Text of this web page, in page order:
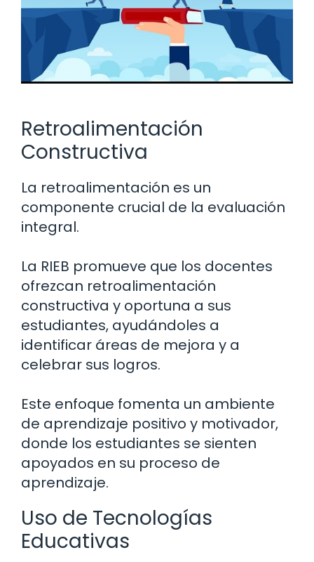
Retroalimentación
Constructiva
La retroalimentación es un
componente crucial de la evaluación
integral.
La RIEB promueve que los docentes
ofrezcan retroalimentación
constructiva y oportuna a sus
estudiantes, ayudándoles a
identificar áreas de mejora y a
celebrar sus logros.
Este enfoque fomenta un ambiente
de aprendizaje positivo y motivador,
donde los estudiantes se sienten
apoyados en su proceso de
aprendizaje.
Uso de Tecnologías
Educativas